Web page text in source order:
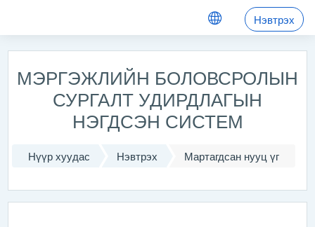
Нэвтрэх
МЭРГЭЖЛИЙН БОЛОВСРОЛЫН
СУРГАЛТ УДИРДЛАГЫН
НЭГДСЭН СИСТЕМ
Нүүр хуудас Нэвтрэх Мартагдсан нууц үг